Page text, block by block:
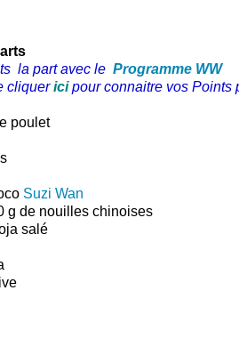
la part avec le Programme WW
cliquer icipour connaitre vos Points
poulet
Suzi Wan
g de nouilles chinoises
salé